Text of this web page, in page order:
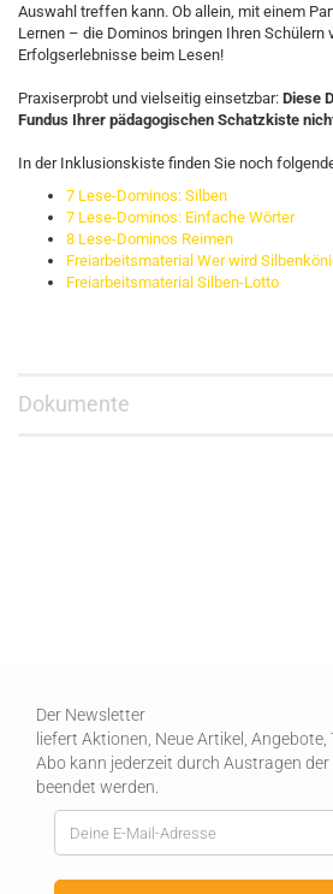
Auswahl treffen kann. Ob allein, mit einem
Lernen – die Dominos bringen Ihren Schülern
Erfolgserlebnisse beim Lesen!
Praxiserprobt und vielseitig einsetzbar: Diese
Fundus Ihrer pädagogischen Schatzkiste
In der Inklusionskiste finden Sie noch
7 Lese-Dominos: Silben
7 Lese-Dominos: Einfache Wörter
8 Lese-Dominos Reimen
Freiarbeitsmaterial Wer wird
Freiarbeitsmaterial Silben-Lotto
Dokumente
Der Newsletter
liefert Aktionen, Neue Artikel,
Abo kann jederzeit durch Austragen der
beendet werden.